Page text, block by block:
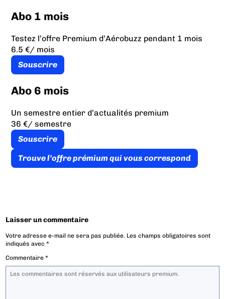
Abo 1 mois
Testez l’offre Premium d’Aérobuzz pendant 1 mois
6.5 €/ mois
Souscrire
Abo 6 mois
Un semestre entier d’actualités premium
36 €/ semestre
Souscrire
Trouve l’offre prémium qui vous correspond
Laisser un commentaire
Votre adresse e-mail ne sera pas publiée. Les champs obligatoires sont
indiqués avec*
Commentaire*